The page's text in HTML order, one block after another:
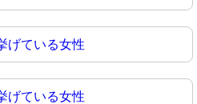
げている女性
げている女性